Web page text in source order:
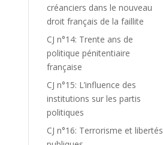
créanciers dans le nouveau
droit français de la faillite
CJ n°14: Trente ans de
politique pénitentiaire
française
CJ n°15: L’influence des
institutions sur les partis
politiques
CJ n°16: Terrorisme et libertés